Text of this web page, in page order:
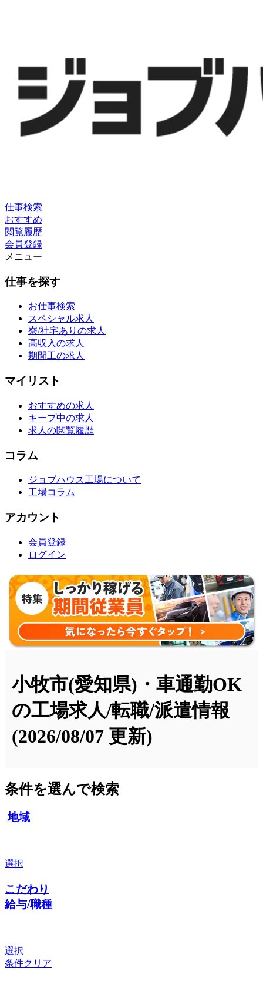
仕事検索
おすすめ
閲覧履歴
会員登録
メニュー
仕事を探す
お仕事検索
スペシャル求人
寮/社宅ありの求人
高収入の求人
期間工の求人
マイリスト
おすすめの求人
キープ中の求人
求人の閲覧履歴
コラム
ジョブハウス工場について
工場コラム
アカウント
会員登録
ログイン
小牧市(愛知県)・車通勤OK
の工場求人/転職/派遣情報
(2026/08/07 更新)
条件を選んで検索
地域
選択
こだわり
給与/職種
選択
条件クリア